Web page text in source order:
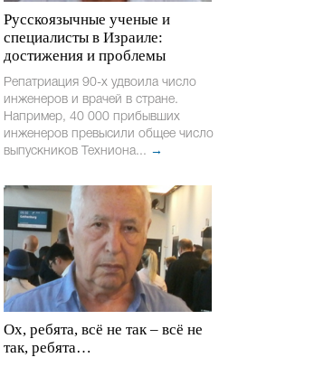
Русскоязычные ученые и
специалисты в Израиле:
достижения и проблемы
Репатриация 90-х удвоила число
инженеров и врачей в стране.
Например, 40 000 прибывших
инженеров превысили общее число
выпускников Техниона... →
Ох, ребята, всё не так – всё не
так, ребята…